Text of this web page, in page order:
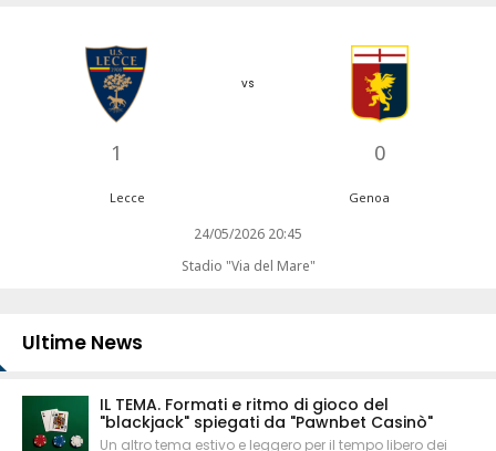
1
vs
0
Lecce Genoa
24/05/2026 20:45
Stadio "Via del Mare"
Ultime News
IL TEMA. Formati e ritmo di gioco del
"blackjack" spiegati da "Pawnbet Casinò"
Un altro tema estivo e leggero per il tempo libero dei